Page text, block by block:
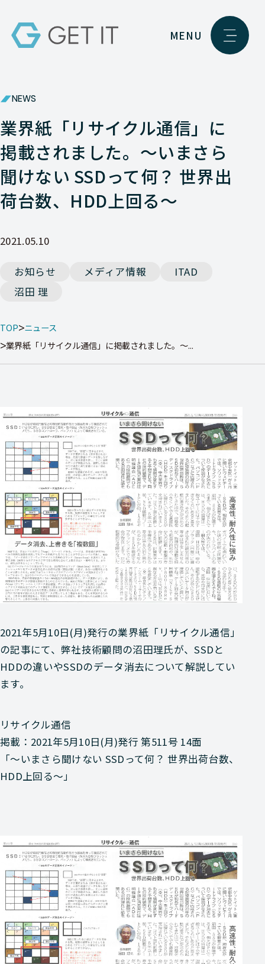
MENU
NEWS
業界紙「リサイクル通信」に
掲載されました。～いまさら
聞けない SSDって何？ 世界出
荷台数、HDD上回る～
2021.05.10
お知らせ メディア情報
ITAD
沼田 理
TOP ニュース
業界紙「リサイクル通信」に掲載されました。～...
2021年5月10日(月)発行の業界紙「リサイクル通信」
の記事にて、弊社技術顧問の沼田理氏が、SSDと
HDDの違いやSSDのデータ消去について解説してい
ます。
リサイクル通信
掲載：2021年5月10日(月)発行 第511号 14面
「～いまさら聞けない SSDって何？ 世界出荷台数、
HDD上回る～」